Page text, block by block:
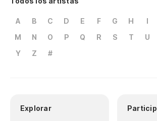
A B C D E F G H I
M
N O P Q R S T U
Y
Z #
Explorar